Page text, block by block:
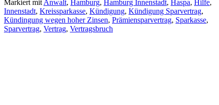
Markiert mit Anwalt, Hamburg, Hamburg Innenstadt, Haspa, Hilfe,
Innenstadt, Kreissparkasse, Kündigung, Kündigung Sparvertrag,
Kündingung wegen hoher Zinsen, Prämiensparvertrag, Sparkasse,
Sparvertrag, Vertrag, Vertragsbruch